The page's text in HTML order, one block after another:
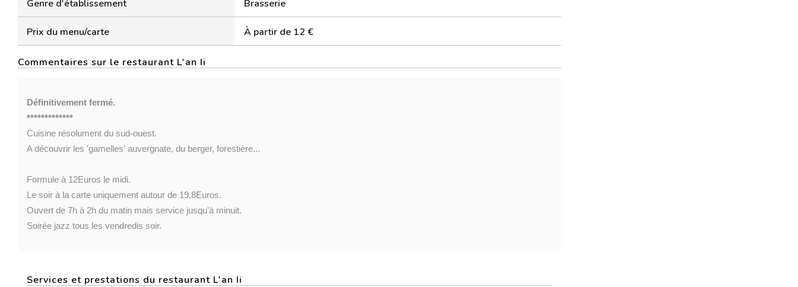
Genre d'établissement Brasserie
Prix du menu/carte À partir de 12 €
Commentaires sur le restaurant L'an Ii
Définitivement fermé.
*************
Cuisine résolument du sud-ouest.
A découvrir les 'gamelles' auvergnate, du berger, forestière...
Formule à 12Euros le midi.
Le soir à la carte uniquement autour de 19,8Euros.
Ouvert de 7h à 2h du matin mais service jusqu'à minuit.
Soirée jazz tous les vendredis soir.
Services et prestations du restaurant L'an Ii